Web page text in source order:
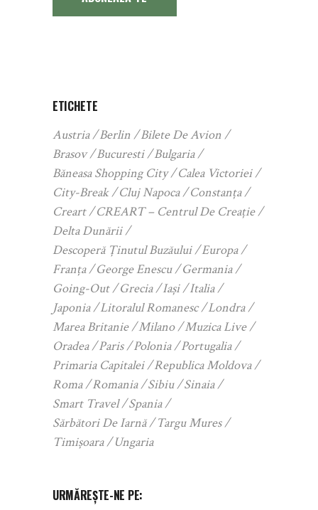
ETICHETE
Austria Berlin
Bilete De Avion
Brasov
Bucuresti
Bulgaria
Băneasa Shopping City
Calea Victoriei
City-Break
Cluj Napoca
Constanța
Creart
CREART – Centrul De Creație
Delta Dunării
Descoperă Ținutul Buzăului
Europa
Franța
George Enescu
Germania
Going-Out
Grecia Iași
Italia
Japonia
Litoralul Romanesc
Londra
Marea Britanie
Milano
Muzica Live
Oradea
Paris Polonia
Portugalia
Primaria Capitalei
Republica Moldova
Roma
Romania Sibiu
Sinaia
Smart Travel
Spania
Sărbători De Iarnă
Targu Mures
Timișoara
Ungaria
URMĂREȘTE-NE PE: